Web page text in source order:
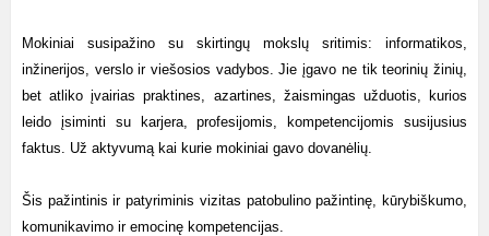
Mokiniai susipažino su skirtingų mokslų sritimis: informatikos,
inžinerijos, verslo ir viešosios vadybos. Jie įgavo ne tik teorinių žinių,
bet atliko įvairias praktines, azartines, žaismingas užduotis, kurios
leido įsiminti su karjera, profesijomis, kompetencijomis susijusius
faktus. Už aktyvumą kai kurie mokiniai gavo dovanėlių.
Šis pažintinis ir patyriminis vizitas patobulino pažintinę, kūrybiškumo,
komunikavimo ir emocinę kompetencijas.